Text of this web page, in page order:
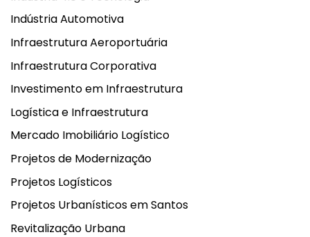
Indústria Automotiva
Infraestrutura Aeroportuária
Infraestrutura Corporativa
Investimento em Infraestrutura
Logística e Infraestrutura
Mercado Imobiliário Logístico
Projetos de Modernização
Projetos Logísticos
Projetos Urbanísticos em Santos
Revitalização Urbana